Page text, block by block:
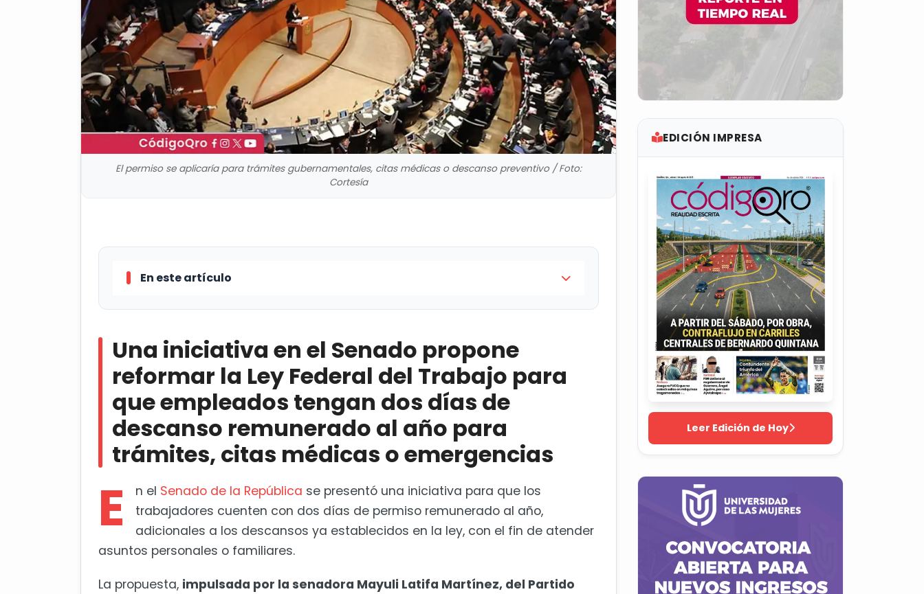
El permiso se aplicaría para trámites gubernamentales, citas médicas o descanso preventivo / Foto:
Cortesía
En este artículo
médicas o emergencias
México impone cuotas compensatorias al calzado chino
Una iniciativa en el Senado propone
reformar la Ley Federal del Trabajo para
que empleados tengan dos días de
descanso remunerado al año para
trámites, citas médicas o emergencias
E n el Senado de la República se presentó una iniciativa para que los
trabajadores cuenten con dos días de permiso remunerado al año,
adicionales a los descansos ya establecidos en la ley, con el fin de atender
asuntos personales o familiares.
La propuesta, impulsada por la senadora Mayuli Latifa Martínez, del Partido
EDICIÓN IMPRESA
Leer Edición de Hoy